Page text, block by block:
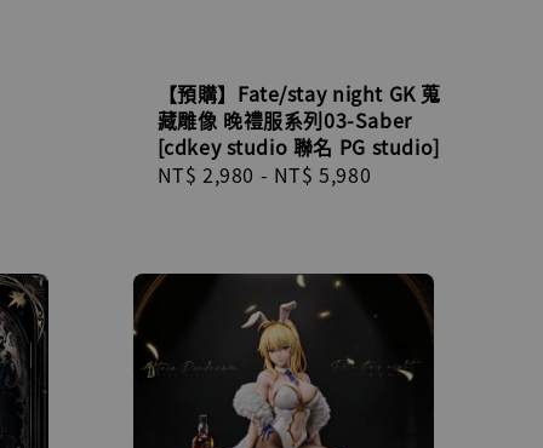
【預購】Fate/stay night GK 蒐
藏雕像 晚禮服系列03-Saber
[cdkey studio 聯名 PG studio]
Regular
NT$ 2,980 - NT$ 5,980